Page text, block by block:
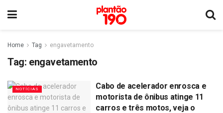
Home Tag engavetamento
Tag: engavetamento
NOTÍCIAS
Cabo de acelerador enrosca e
motorista de ônibus atinge 11
carros e três motos, veja o